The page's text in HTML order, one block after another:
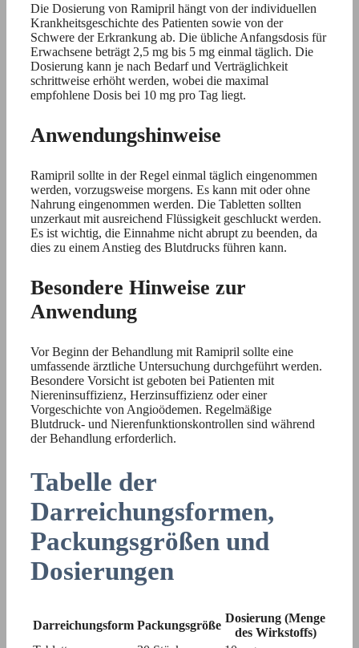
Die Dosierung von Ramipril hängt von der individuellen
Krankheitsgeschichte des Patienten sowie von der
Schwere der Erkrankung ab. Die übliche Anfangsdosis für
Erwachsene beträgt 2,5 mg bis 5 mg einmal täglich. Die
Dosierung kann je nach Bedarf und Verträglichkeit
schrittweise erhöht werden, wobei die maximal
empfohlene Dosis bei 10 mg pro Tag liegt.
Anwendungshinweise
Ramipril sollte in der Regel einmal täglich eingenommen
werden, vorzugsweise morgens. Es kann mit oder ohne
Nahrung eingenommen werden. Die Tabletten sollten
unzerkaut mit ausreichend Flüssigkeit geschluckt werden.
Es ist wichtig, die Einnahme nicht abrupt zu beenden, da
dies zu einem Anstieg des Blutdrucks führen kann.
Besondere Hinweise zur
Anwendung
Vor Beginn der Behandlung mit Ramipril sollte eine
umfassende ärztliche Untersuchung durchgeführt werden.
Besondere Vorsicht ist geboten bei Patienten mit
Niereninsuffizienz, Herzinsuffizienz oder einer
Vorgeschichte von Angioödemen. Regelmäßige
Blutdruck- und Nierenfunktionskontrollen sind während
der Behandlung erforderlich.
Tabelle der
Darreichungsformen,
Packungsgrößen und
Dosierungen
Darreichungsform Packungsgröße
Dosierung (Menge
des Wirkstoffs)